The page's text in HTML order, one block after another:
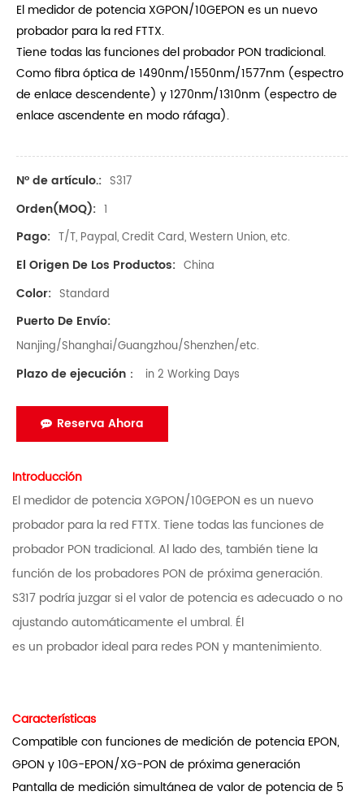
El medidor de potencia XGPON/10GEPON es un nuevo
probador para la red FTTX.
Tiene todas las funciones del probador PON tradicional.
Como fibra óptica de 1490nm/1550nm/1577nm (espectro
de enlace descendente) y 1270nm/1310nm (espectro de
enlace ascendente en modo ráfaga).
Nº de artículo.: S317
Orden(MOQ): 1
Pago: T/T, Paypal, Credit Card, Western Union, etc.
El Origen De Los Productos: China
Color: Standard
Puerto De Envío:
Nanjing/Shanghai/Guangzhou/Shenzhen/etc.
Plazo de ejecución： in 2 Working Days
Reserva Ahora
Introducción
El medidor de potencia XGPON/10GEPON es un nuevo
probador para la red FTTX. Tiene todas las funciones de
probador PON tradicional. Al lado des, también tiene la
función de los probadores PON de próxima generación.
S317 podría juzgar si el valor de potencia es adecuado o no
ajustando automáticamente el umbral. Él
es un probador ideal para redes PON y mantenimiento.
Características
Compatible con funciones de medición de potencia EPON,
GPON y 10G-EPON/XG-PON de próxima generación
Pantalla de medición simultánea de valor de potencia de 5